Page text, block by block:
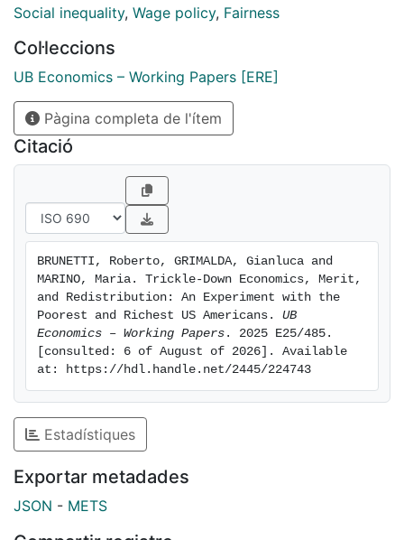
income recipients. (...)
Social inequality, Wage policy, Fairness
Col·leccions
UB Economics – Working Papers [ERE]
Pàgina completa de l'ítem
Citació
BRUNETTI, Roberto, GRIMALDA, Gianluca and
MARINO, Maria. Trickle-Down Economics, Merit,
and Redistribution: An Experiment with the
Poorest and Richest US Americans. UB
Economics – Working Papers . 2025 E25/485.
[consulted: 6 of August of 2026]. Available
at: https://hdl.handle.net/2445/224743
Estadístiques
Exportar metadades
JSON - METS